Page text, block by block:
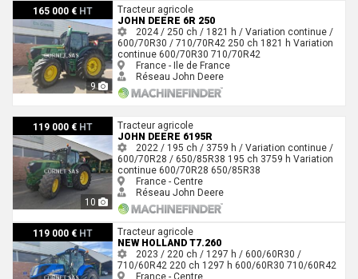
165 000 € HT
9
John Deere 6R 250
Tracteur agricole
JOHN DEERE 6R 250
2024 / 250 ch / 1821 h / Variation continue /
600/70R30 / 710/70R42 250 ch 1821 h Variation
continue 600/70R30 710/70R42
France - Ile de France
Réseau John Deere
119 000 € HT
10
John Deere 6195R
Tracteur agricole
JOHN DEERE 6195R
2022 / 195 ch / 3759 h / Variation continue /
600/70R28 / 650/85R38 195 ch 3759 h Variation
continue 600/70R28 650/85R38
France - Centre
Réseau John Deere
119 000 € HT
New Holland T7.260
Tracteur agricole
NEW HOLLAND T7.260
2023 / 220 ch / 1297 h / 600/60R30 /
710/60R42 220 ch 1297 h 600/60R30 710/60R42